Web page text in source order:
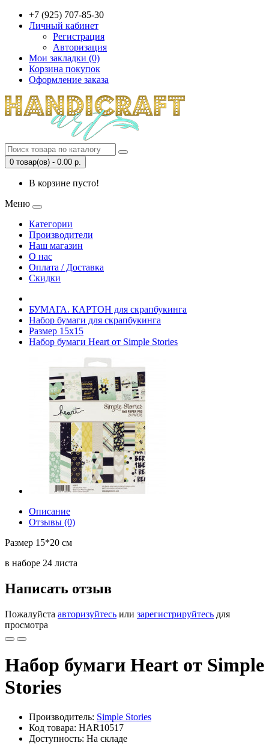
+7 (925) 707-85-30
Личный кабинет
Регистрация
Авторизация
Мои закладки (0)
Корзина покупок
Оформление заказа
0 товар(ов) - 0.00 р.
В корзине пусто!
Меню
Категории
Производители
Наш магазин
О нас
Оплата / Доставка
Скидки
БУМАГА. КАРТОН для скрапбукинга
Набор бумаги для скрапбукинга
Размер 15х15
Набор бумаги Heart от Simple Stories
Описание
Отзывы (0)
Размер 15*20 см
в наборе 24 листа
Написать отзыв
Пожалуйста авторизуйтесь или зарегистрируйтесь для
просмотра
Набор бумаги Heart от Simple
Stories
Производитель: Simple Stories
Код товара: HAR10517
Доступность: На складе